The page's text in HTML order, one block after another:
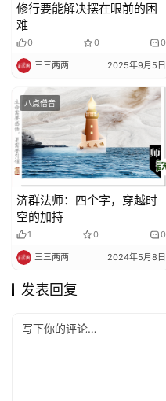
修行要能解决摆在眼前的困
难
0 0 0
三三两两 2025年9月5日
八点僧音
济群法师：四个字，穿越时
空的加持
1 0 0
三三两两 2024年5月8日
发表回复